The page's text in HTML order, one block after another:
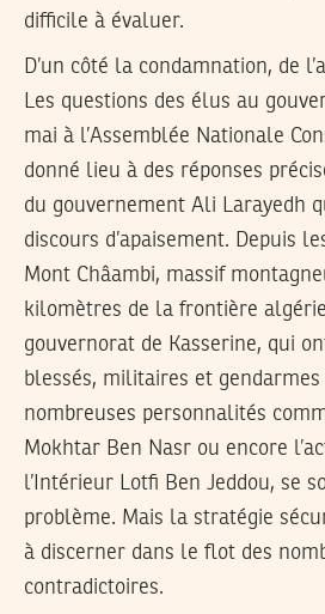
difficile à évaluer.
D’un côté la condamnation, de
Les questions des élus au
mai à l’Assemblée Nationale
donné lieu à des réponses
du gouvernement Ali Larayedh
discours d’apaisement. Depuis
Mont Châambi, massif
kilomètres de la frontière
gouvernorat de Kasserine, qui
blessés, militaires et
nombreuses personnalités
Mokhtar Ben Nasr ou encore
l’Intérieur Lotfi Ben Jeddou, se
problème. Mais la stratégie
à discerner dans le flot des
contradictoires.